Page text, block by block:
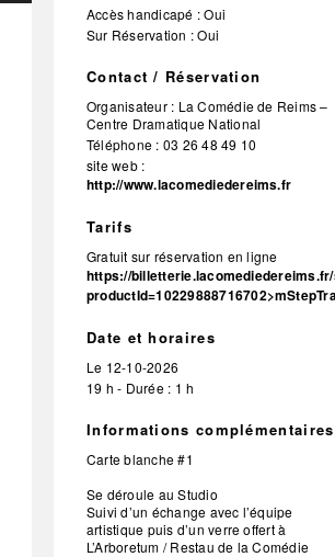
Accès handicapé : Oui
Sur Réservation : Oui
Contact / Réservation
Organisateur : La Comédie de Reims –
Centre Dramatique National
Téléphone : 03 26 48 49 10
site web :
http://www.lacomediedereims.fr
Tarifs
Gratuit sur réservation en ligne
https://
Date et horaires
Le 12-10-2026
19 h - Durée : 1 h
Informations complémentaires
Carte blanche #1
Se déroule au Studio
Suivi d’un échange avec l’équipe
artistique puis d’un verre offert à
L’Arboretum / Restau de la Comédie